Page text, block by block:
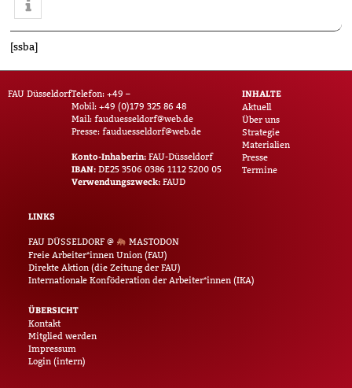
[ssba]
FAU DüsseldorfTelefon: +49 –
Mobil: +49 (0)179 325 86 48
Mail: fauduesseldorf@web.de
Presse: fauduesseldorf@web.de
Konto-Inhaberin: FAU-Düsseldorf
IBAN: DE25 3506 0386 1112 5200 05
Verwendungszweck: FAUD
INHALTE
Aktuell
Über uns
Strategie
Materialien
Presse
Termine
LINKS
FAU DÜSSELDORF @
MASTODON
Freie Arbeiter*innen Union (FAU)
Direkte Aktion (die Zeitung der FAU)
Internationale Konföderation der Arbeiter*innen (IKA)
ÜBERSICHT
Kontakt
Mitglied werden
Impressum
Login (intern)